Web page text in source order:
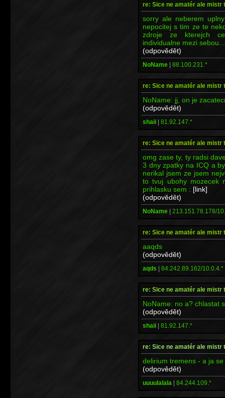
re: Sice ne amatér ale mistr
sorry ale neberem
nepocitej s tim ze te
zdroje ze kterejch
individualne mezi sebou...
(odpovědět)
NoName | 88.100.231.*
re: Sice ne amatér ale mistr
NoName: jj, on je
(odpovědět)
shaii | 81.92.147.*
re: Sice ne amatér ale mistr
omg zase ty, ty radsi
3 dny zpatky na ICQ a
nerikal jsem ze jsem
to tvuj ubohy mozecek
prihlasku sem : [link]
(odpovědět)
NoName | 213.151.78.178/
re: Sice ne amatér ale mistr
aaqds
(odpovědět)
aqds | 84.242.89.162/10.0.4.*
re: Sice ne amatér ale mistr
NoName: no a? chlastat
(odpovědět)
shaii | 81.92.147.*
re: Sice ne amatér ale mistr
delirium tremens - a ja
(odpovědět)
uuuulalala | 84.244.109.*